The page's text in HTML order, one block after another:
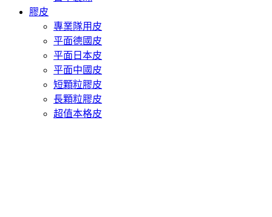
膠皮
專業隊用皮
平面德國皮
平面日本皮
平面中國皮
短顆粒膠皮
長顆粒膠皮
超值本格皮